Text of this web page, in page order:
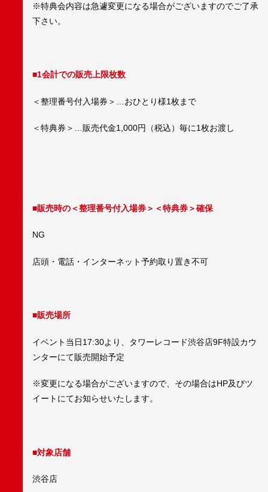
※特典会内容は急遽変更になる場合がございますのでご了承
下さい。
■1会計での販売上限枚数
＜整理番号付入場券＞…おひとり様1枚まで
＜特典券＞…販売代金1,000円（税込）毎に1枚お渡し
■販売時の＜整理番号付入場券＞＜特典券＞確保
NG
店頭・電話・インターネット予約取り置き不可
■販売場所
イベント当日17:30より、タワーレコード渋谷店9F特設カウ
ンターにて販売開始予定
※変更になる場合がございますので、その場合はHP及びツ
イートにてお知らせいたします。
■対象店舗
渋谷店